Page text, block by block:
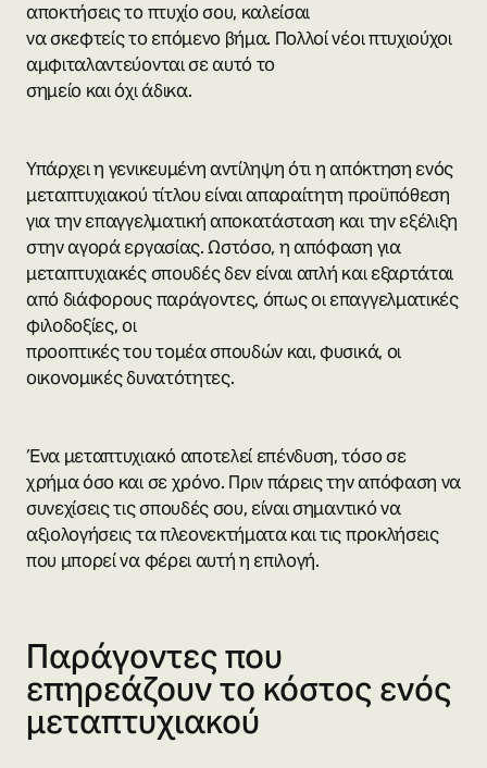
αποκτήσεις το πτυχίο σου, καλείσαι
να σκεφτείς το επόμενο βήμα. Πολλοί νέοι πτυχιούχοι
αμφιταλαντεύονται σε αυτό το
σημείο και όχι άδικα.
Υπάρχει η γενικευμένη αντίληψη ότι η απόκτηση ενός
μεταπτυχιακού τίτλου είναι απαραίτητη προϋπόθεση
για την επαγγελματική αποκατάσταση και την εξέλιξη
στην αγορά εργασίας. Ωστόσο, η απόφαση για
μεταπτυχιακές σπουδές δεν είναι απλή και εξαρτάται
από διάφορους παράγοντες, όπως οι επαγγελματικές
φιλοδοξίες, οι
προοπτικές του τομέα σπουδών και, φυσικά, οι
οικονομικές δυνατότητες.
Ένα μεταπτυχιακό αποτελεί επένδυση, τόσο σε
χρήμα όσο και σε χρόνο. Πριν πάρεις την απόφαση να
συνεχίσεις τις σπουδές σου, είναι σημαντικό να
αξιολογήσεις τα πλεονεκτήματα και τις προκλήσεις
που μπορεί να φέρει αυτή η επιλογή.
Παράγοντες που
επηρεάζουν το κόστος ενός
μεταπτυχιακού